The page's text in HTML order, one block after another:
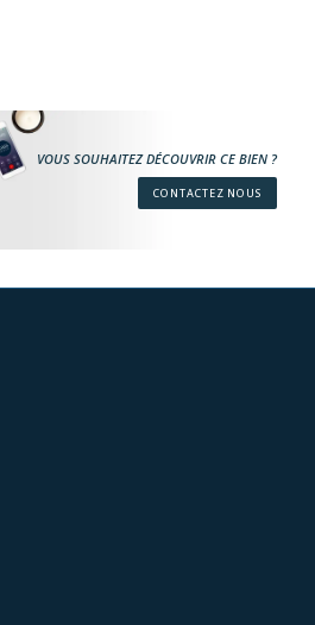
VOUS SOUHAITEZ DÉCOUVRIR CE BIEN ?
CONTACTEZ NOUS